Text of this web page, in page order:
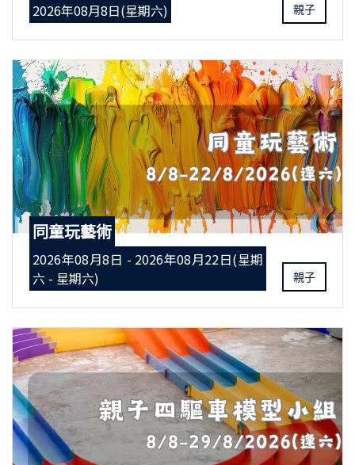
2026年08月8日(星期六) 親子
同童玩藝術
2026年08月8日 - 2026年08月22日(星期
六 - 星期六)
親子